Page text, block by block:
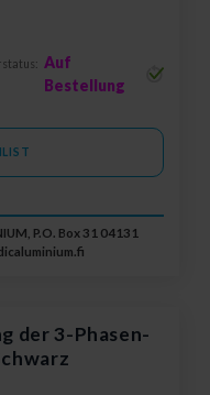
Auf
Bestellung
P.O. Box 31 04131
der 3-Phasen-